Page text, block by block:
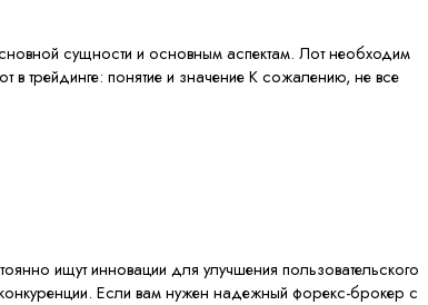
сущности и основным аспектам. Лот необходим
в трейдинге: понятие и значение К сожалению, не все
ищут инновации для улучшения пользовательского
Если вам нужен надежный форекс-брокер с